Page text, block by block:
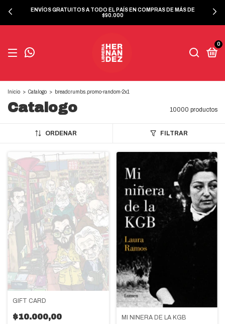
ENVÍOS GRATUITOS A TODO EL PAÍS EN COMPRAS DE MÁS DE
$90.000
0
Inicio > Catalogo > breadcrumbs.promo-random-2x1
Catalogo 10000 productos
ORDENAR FILTRAR
GIFT CARD
$10.000,00 MI NIÑERA DE LA KGB